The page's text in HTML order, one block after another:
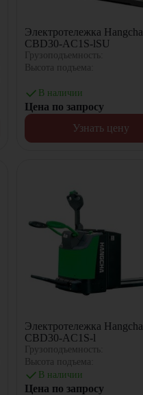
Электротележка
CBD30-AC1S-lSU
Грузоподъемность:
Высота подъема:
В наличии
Цена по запросу
Узнать цену
Электротележка
CBD30-AC1S-l
Грузоподъемность:
Высота подъема:
В наличии
Цена по запросу